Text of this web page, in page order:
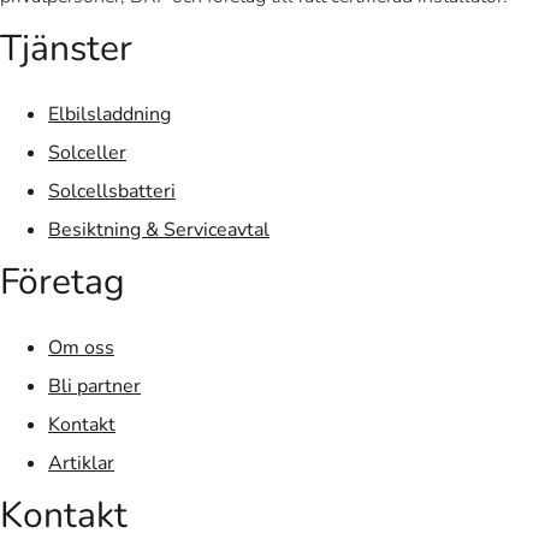
Tjänster
Elbilsladdning
Solceller
Solcellsbatteri
Besiktning & Serviceavtal
Företag
Om oss
Bli partner
Kontakt
Artiklar
Kontakt